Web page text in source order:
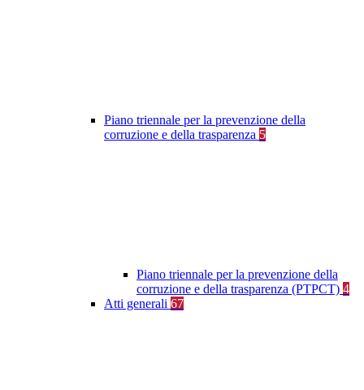
Piano triennale per la prevenzione della
corruzione e della trasparenza 5
Piano triennale per la prevenzione della
corruzione e della trasparenza (PTPCT) 4
Atti generali 67